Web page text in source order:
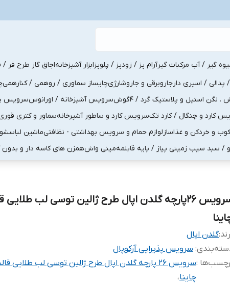
گیر / آب مرکبات گیرآرام پز / زودپز / پلوپزابزار آشپزخانهاجاق گاز طرح فر /
/ اسپری دارجاروبرقی و جاروشارژیچایساز سماوری / روهمی / کنارهمی
استیل و پلاستیک گرد / 4گوش سرویس آشپزخانه / اورانوسسرویس
کارد و چنگال / کارد تکسرویس کارد و ساطور آشپرخانهسماور و کتری
و خردکن و غذاسازلوازم حمام و سرویس بهداشتی - نظافتیماشین
/ سبد سیب زمینی پیاز / پایه قابلمهمینی واشهمزن های کاسه دار و بدون
سرویس 26پارچه گلدن اپال طرح ژالین توسی لب
گلدن اپال
: سرویس پذیرایی آرکوپال
:
سرویس ۲۶ پارچه گلدن اپال طرح ژالین توسی لب طلایی
چاینا،